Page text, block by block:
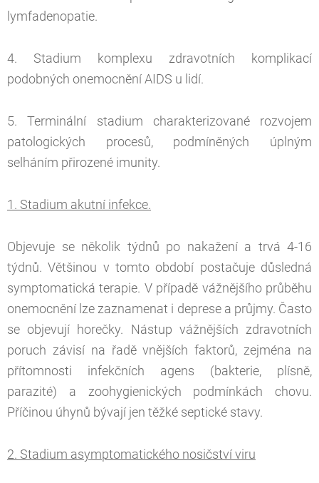
lymfadenopatie.
4. Stadium komplexu zdravotních komplikací
podobných onemocnění AIDS u lidí.
5. Terminální stadium charakterizované rozvojem
patologických procesů, podmíněných úplným
selháním přirozené imunity.
1. Stadium akutní infekce.
Objevuje se několik týdnů po nakažení a trvá 4-16
týdnů. Většinou v tomto období postačuje důsledná
symptomatická terapie. V případě vážnějšího průběhu
onemocnění lze zaznamenat i deprese a průjmy. Často
se objevují horečky. Nástup vážnějších zdravotních
poruch závisí na řadě vnějších faktorů, zejména na
přítomnosti infekčních agens (bakterie, plísně,
parazité) a zoohygienických podmínkách chovu.
Příčinou úhynů bývají jen těžké septické stavy.
2. Stadium asymptomatického nosičství viru